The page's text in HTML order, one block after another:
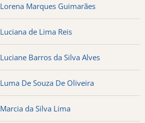
Lorena Marques Guimarães
Luciana de Lima Reis
Luciane Barros da Silva Alves
Luma De Souza De Oliveira
Marcia da Silva Lima